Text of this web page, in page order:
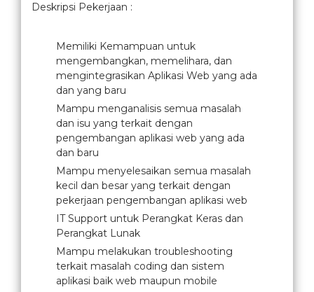
Deskripsi Pekerjaan :
Memiliki Kemampuan untuk
mengembangkan, memelihara, dan
mengintegrasikan Aplikasi Web yang ada
dan yang baru
Mampu menganalisis semua masalah
dan isu yang terkait dengan
pengembangan aplikasi web yang ada
dan baru
Mampu menyelesaikan semua masalah
kecil dan besar yang terkait dengan
pekerjaan pengembangan aplikasi web
IT Support untuk Perangkat Keras dan
Perangkat Lunak
Mampu melakukan troubleshooting
terkait masalah coding dan sistem
aplikasi baik web maupun mobile